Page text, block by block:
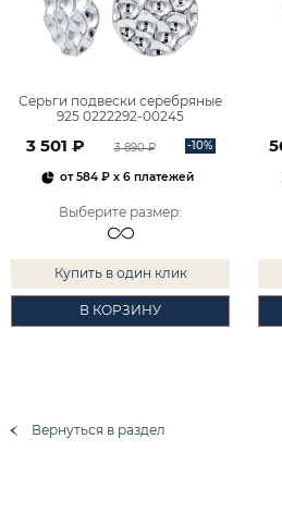
Серьги подвески серебряные
925 0222292-00245
3 501 ₽ 3 890 ₽ -10%
от584 ₽ x 6 платежей
Выберите размер:
Купить в один клик
В КОРЗИНУ
Вернуться в раздел